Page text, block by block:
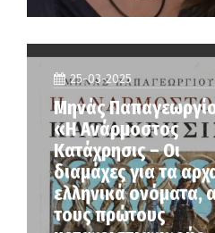
25-03-2025
Μηνάς
«Η Ανάρμοστος
Κατάχρησις – Οι
διαμάχες για τα
ελληνικά ονόματα,
τους πρώτους